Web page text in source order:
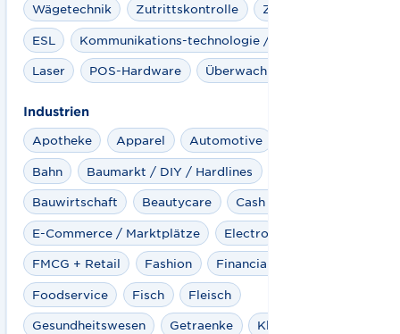
Wägetechnik Zutrittskontrolle Zahlungssystem
ESL Kommunikations-technologie / Netzwerk
Laser POS-Hardware Überwachungstechnik
Industrien
Apotheke
Apparel Automotive
Bahn Baumarkt / DIY / Hardlines
Bauwirtschaft Beautycare Cash Logistics
E-Commerce / Marktplätze Electro
FMCG + Retail Fashion Financial Service
Foodservice Fisch Fleisch
Gesundheitswesen Getraenke Kliniken